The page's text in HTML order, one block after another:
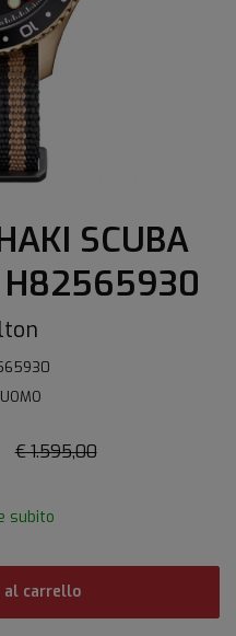
SCUBA
H82565930
€ 1.595,00
subito
carrello